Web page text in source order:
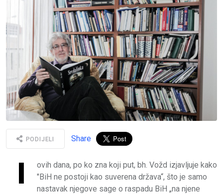
PODIJELI Share
I
ovih dana, po ko zna koji put, bh. Vožd izjavljuje kako
"BiH ne postoji kao suverena država“, što je samo
nastavak njegove sage o raspadu BiH „na njene